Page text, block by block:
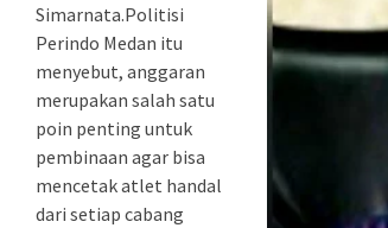
Simarnata.Politisi
Perindo Medan itu
menyebut, anggaran
merupakan salah satu
poin penting untuk
pembinaan agar bisa
mencetak atlet handal
dari setiap cabang